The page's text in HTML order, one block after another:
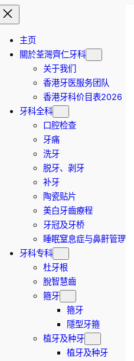
主页
關於荃灣齊仁牙科
关于我们
香港牙医服务团队
香港牙科价目表2026
牙科全科
口腔检查
牙痛
洗牙
脱牙、剥牙
补牙
陶瓷贴片
美白牙齒療程
牙冠及牙桥
睡眠窒息症与鼻鼾管理
牙科专科
杜牙根
脫智慧齒
箍牙
箍牙
隱型牙箍
植牙及种牙
植牙及种牙